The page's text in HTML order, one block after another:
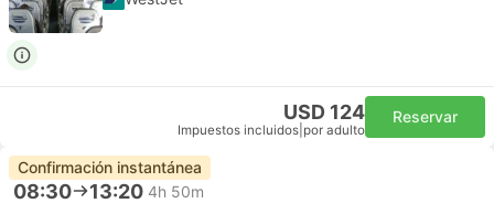
USD 124
Impuestos incluidos por adulto
Reservar
Confirmación instantánea
08:30 13:20 4h 50m